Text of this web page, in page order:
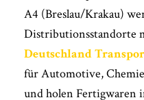
A4 (Breslau/Krakau)
Distributionsstandorte
Deutschland
für Automotive,
und holen Fertigwaren